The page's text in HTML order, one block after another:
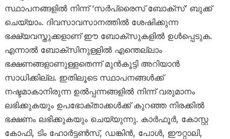
സ്ഥാപനങ്ങളിൽ നിന്ന് ‘സർപ്രൈസ് ബോക്സ്’ ബുക്ക്
ചെയ്യാം. ദിവസാവസാനത്തിൽ ശേഷിക്കുന്ന
ഭക്ഷ്യവസ്തുക്കളാണ് ഈ ബോക്സുകളിൽ ഉൾപ്പെടുക.
എന്നാൽ ബോക്സിനുള്ളിൽ എന്തെല്ലാം
ഭക്ഷണങ്ങളാണുള്ളതെന്ന് മുൻകൂട്ടി അറിയാൻ
സാധിക്കില്ല. ഇതിലൂടെ സ്ഥാപനങ്ങൾക്ക്
നഷ്ടമാകാനിരുന്ന ഉൽപ്പന്നങ്ങളിൽ നിന്ന് വരുമാനം
ലഭിക്കുകയും ഉപഭോക്താക്കൾക്ക് കുറഞ്ഞ നിരക്കിൽ
ഭക്ഷണം ലഭിക്കുകയും ചെയ്യുന്നു. കാർഫൂർ, കോസ്റ്റ
കോഫി, ടിം ഹോർട്ടൺസ്, ഡങ്കിൻ, പോൾ, ഈറ്റാലി,